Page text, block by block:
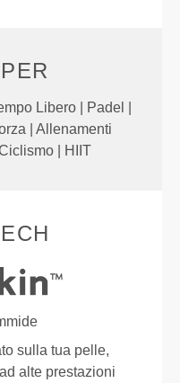
Libero | Padel |
| Allenamenti
| HIIT
sulla tua pelle,
alte prestazioni